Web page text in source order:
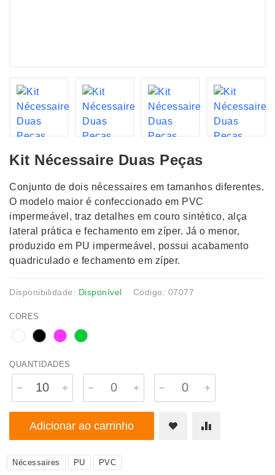
Kit Nécessaire Duas Peças
Conjunto de dois nécessaires em tamanhos diferentes.
O modelo maior é confeccionado em PVC
impermeável, traz detalhes em couro sintético, alça
lateral prática e fechamento em zíper. Já o menor,
produzido em PU impermeável, possui acabamento
quadriculado e fechamento em zíper.
Disponibilidade: Disponível Código: 07077
CORES
QUANTIDADES
Adicionar ao carrinho
Nécessaires PU PVC